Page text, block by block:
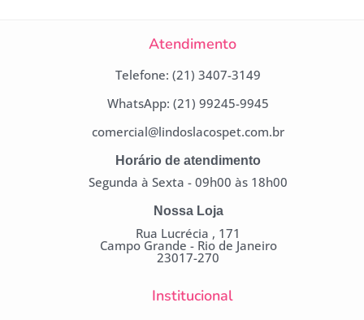
Atendimento
Telefone: (21) 3407-3149
WhatsApp: (21) 99245-9945
comercial@lindoslacospet.com.br
Horário de atendimento
Segunda à Sexta - 09h00 às 18h00
Nossa Loja
Rua Lucrécia , 171
Campo Grande - Rio de Janeiro
23017-270
Institucional